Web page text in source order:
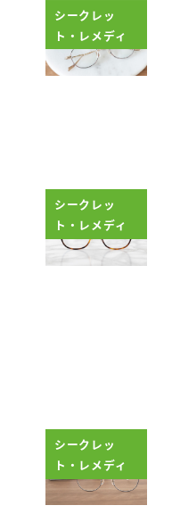
シークレッ
ト・レメディ
シークレッ
ト・レメディ
シークレッ
ト・レメディ